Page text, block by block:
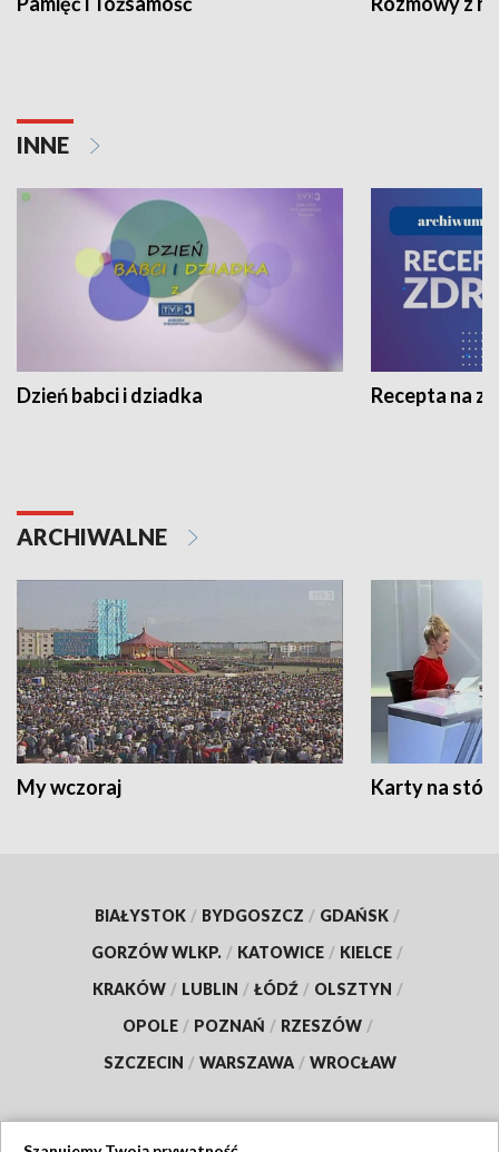
INNE
Dzień babci i dziadka Recepta na
ARCHIWALNE
My wczoraj Karty na
BIAŁYSTOK / BYDGOSZCZ / GDAŃSK /
GORZÓW WLKP. / KATOWICE / KIELCE /
KRAKÓW / LUBLIN / ŁÓDŹ / OLSZTYN /
OPOLE / POZNAŃ / RZESZÓW /
SZCZECIN / WARSZAWA / WROCŁAW